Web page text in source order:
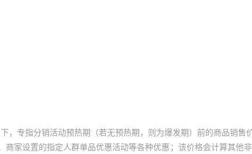
，专指分销活动预热期（若无预热期，则为爆发期）前的商品销售
家设置的指定人群单品优惠活动等各种优惠；该价格会计算其他